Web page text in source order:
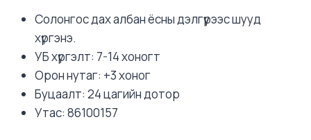
Солонгос дах албан ёсны дэлгүүрээс шууд
хүргэнэ.
УБ хүргэлт: 7-14 хоногт
Орон нутаг: +3 хоног
Буцаалт: 24 цагийн дотор
Утас: 86100157